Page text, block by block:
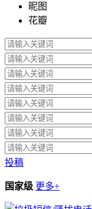
昵图
花瓣
投稿
国家级 更多+